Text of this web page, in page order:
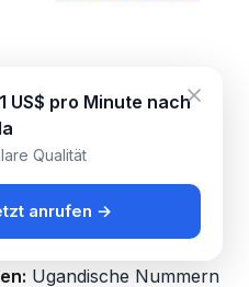
Sie vermeiden
Wählen derVorwahl +256
Ugandische Nummern
US$ pro Minute nach
Qualität
anrufen →